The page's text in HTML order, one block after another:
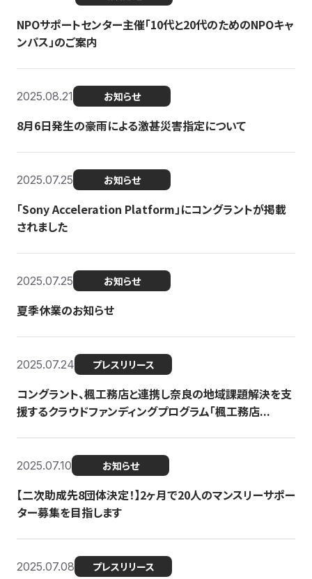
NPOサポートセンター主催「10代と20代のためのNPOキャ
ンパス」のご案内
2025.08.21 お知らせ
8月6日発生の豪雨による激甚災害指定について
2025.07.25 お知らせ
「Sony Acceleration Platform」にコングラントが掲載
されました
2025.07.25 お知らせ
夏季休業のお知らせ
2025.07.24 プレスリリース
コングラント、楓工務店と連携し奈良の地域課題解決を支
援するクラウドファンディングプログラム「楓工務店...
2025.07.10 お知らせ
【二次助成先8団体決定！】2ヶ月で20人のマンスリーサポー
ター募集を目指します
2025.07.08 プレスリリース